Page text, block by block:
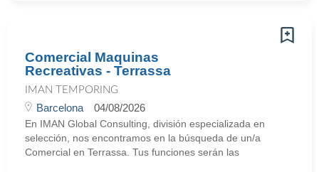
Comercial Maquinas
Recreativas - Terrassa
IMAN TEMPORING
Barcelona 04/08/2026
En IMAN Global Consulting, división especializada en
selección, nos encontramos en la búsqueda de un/a
Comercial en Terrassa. Tus funciones serán las